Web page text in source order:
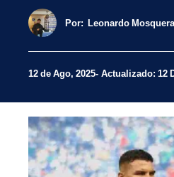
Por: Leonardo
12 de Ago, 2025 Actualizado: 12